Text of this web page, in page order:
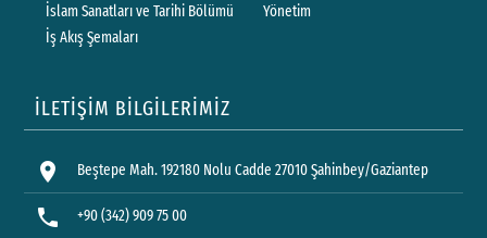
İslam Sanatları ve Tarihi Bölümü
İş Akış Şemaları
Yönetim
İLETİŞİM BİLGİLERİMİZ
location_on Beştepe Mah. 192180 Nolu Cadde 27010 Şahinbey/Gaziantep
phone +90 (342) 909 75 00